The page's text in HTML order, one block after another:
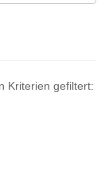
Kriterien gefiltert: